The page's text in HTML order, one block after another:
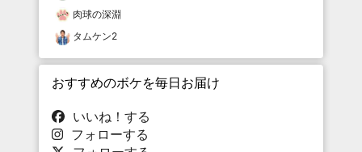
肉球の深淵
タムケン2
おすすめのボケを毎日お届け
いいね！する
フォローする